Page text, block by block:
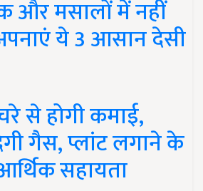
और मसालों में नहीं
ये 3 आसान देसी
से होगी कमाई,
गैस, प्लांट लगाने के
सहायता